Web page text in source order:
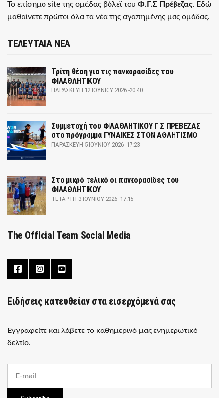
Το επίσημο site της ομάδας βόλεϊ του Φ.Γ.Σ Πρέβεζας. Εδώ
μαθαίνετε πρώτοι όλα τα νέα της αγαπημένης μας ομάδας.
ΤΕΛΕΥΤΑΙΑ ΝΕΑ
Τρίτη θέση για τις πανκορασίδες του
ΦΙΛΑΘΛΗΤΙΚΟΥ
ΠΑΡΑΣΚΕΥΉ 12 ΙΟΥΝΊΟΥ 2026 -20:40
Συμμετοχή του ΦΙΛΑΘΛΗΤΙΚΟΥ Γ Σ ΠΡΕΒΕΖΑΣ
στο πρόγραμμα ΓΥΝΑΙΚΕΣ ΣΤΟΝ ΑΘΛΗΤΙΣΜΟ
ΠΑΡΑΣΚΕΥΉ 5 ΙΟΥΝΊΟΥ 2026 -17:23
Στο μικρό τελικό οι πανκορασίδες του
ΦΙΛΑΘΛΗΤΙΚΟΥ
ΤΕΤΆΡΤΗ 3 ΙΟΥΝΊΟΥ 2026 -17:15
The Official Team Social Media
Ειδήσεις κατευθείαν στα εισερχόμενά σας
Εγγραφείτε και λάβετε το καθημερινό μας ενημερωτικό
δελτίο.
a